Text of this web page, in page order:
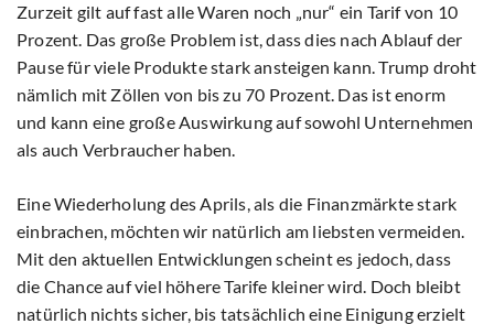
Zurzeit gilt auf fast alle Waren noch „nur“ ein Tarif von 10
Prozent. Das große Problem ist, dass dies nach Ablauf der
Pause für viele Produkte stark ansteigen kann. Trump droht
nämlich mit Zöllen von bis zu 70 Prozent. Das ist enorm
und kann eine große Auswirkung auf sowohl Unternehmen
als auch Verbraucher haben.
Eine Wiederholung des Aprils, als die Finanzmärkte stark
einbrachen, möchten wir natürlich am liebsten vermeiden.
Mit den aktuellen Entwicklungen scheint es jedoch, dass
die Chance auf viel höhere Tarife kleiner wird. Doch bleibt
natürlich nichts sicher, bis tatsächlich eine Einigung erzielt